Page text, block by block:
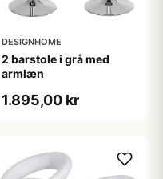
DESIGNHOME
2 barstole i grå med
armlæn
1.895,00 kr